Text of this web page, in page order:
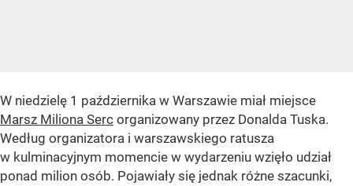
W niedzielę 1 października w Warszawie miał miejsce
Marsz Miliona Serc organizowany przez Donalda Tuska.
Według organizatora i warszawskiego ratusza
w kulminacyjnym momencie w wydarzeniu wzięło udział
ponad milion osób. Pojawiały się jednak różne szacunki,